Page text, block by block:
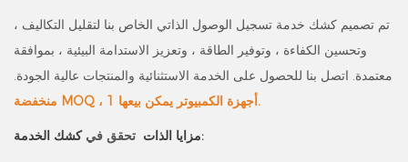
تم تصميم كشك خدمة تسجيل الوصول الذاتي الخاص بنا لتقليل التكاليف ،
وتحسين الكفاءة ، وتوفير الطاقة ، وتعزيز الاستدامة البيئية ، بموافقة
معتمدة. اتصل بنا للحصول على الخدمة الاستثنائية والمنتجات عالية الجودة.
منخفضة MOQ ، 1 أجهزة الكمبيوتر يمكن بيعها.
مزايا الذات تحقق في كشك الخدمة: